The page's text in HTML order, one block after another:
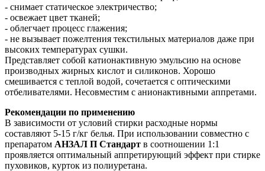
- снимает статическое электричество;
- освежает цвет тканей;
- облегчает процесс глажения;
- не вызывает пожелтения текстильных материалов даже при
высоких температурах сушки.
Представляет собой катионактивную эмульсию на основе
производных жирных кислот и силиконов. Хорошо
смешивается с теплой водой, сочетается с оптическими
отбеливателями. Несовместим с анионактивными аппретами.
Рекомендации по применению
В зависимости от условий стирки расходные нормы
составляют 5-15 г/кг белья. При использовании совместно с
препаратом АНЗАЛ П Стандарт в соотношении 1:1
проявляется оптимальный аппретирующий эффект при стирке
пуховиков, курток из полиуретана.